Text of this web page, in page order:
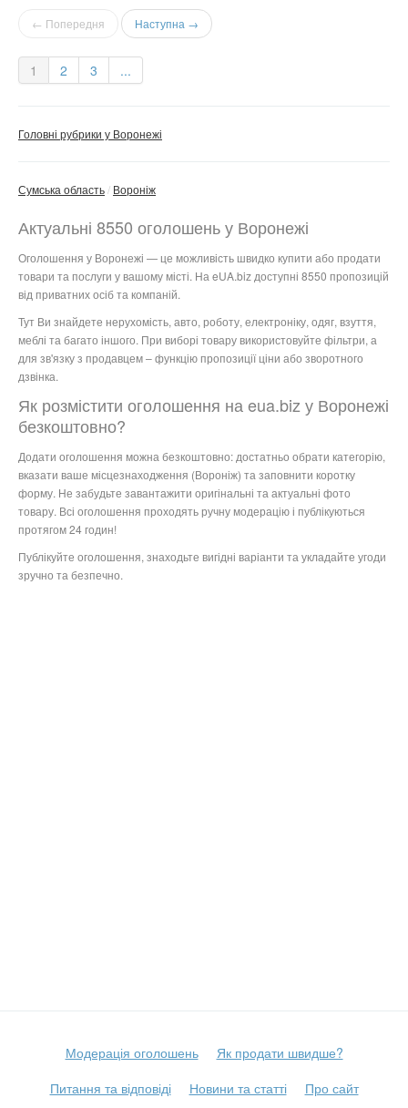
← Попередня Наступна →
1 2 3 ...
Головні рубрики у Воронежі
Сумська область Вороніж
Актуальні 8550 оголошень у Воронежі
Оголошення у Воронежі — це можливість швидко купити або продати
товари та послуги у вашому місті. На eUA.biz доступні 8550 пропозицій
від приватних осіб та компаній.
Тут Ви знайдете нерухомість, авто, роботу, електроніку, одяг, взуття,
меблі та багато іншого. При виборі товару використовуйте фільтри, а
для зв'язку з продавцем – функцію пропозиції ціни або зворотного
дзвінка.
Як розмістити оголошення на eua.biz у Воронежі
безкоштовно?
Додати оголошення можна безкоштовно: достатньо обрати категорію,
вказати ваше місцезнаходження (Вороніж) та заповнити коротку
форму. Не забудьте завантажити оригінальні та актуальні фото
товару. Всі оголошення проходять ручну модерацію і публікуються
протягом 24 годин!
Публікуйте оголошення, знаходьте вигідні варіанти та укладайте угоди
зручно та безпечно.
Модерація оголошень
Як продати швидше?
Питання та відповіді
Новини та статті
Про сайт